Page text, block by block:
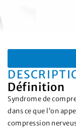
Définition
Syndrome de
dans ce que l’on
compression